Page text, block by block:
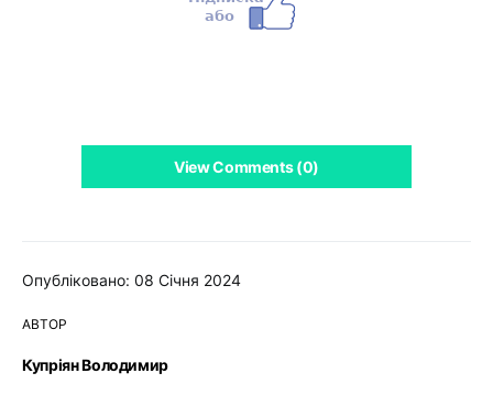
Опубліковано: 08 Січня 2024
АВТОР
Купріян Володимир
View Comments (0)